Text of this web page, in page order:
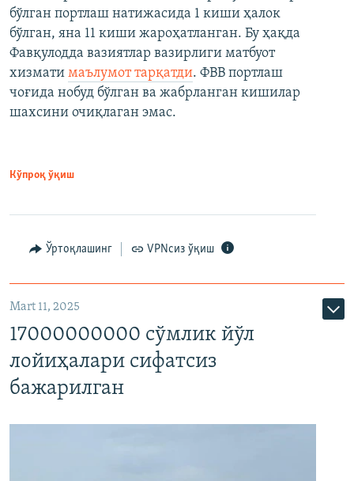
бўлган портлаш натижасида 1 киши ҳалок
бўлган, яна 11 киши жароҳатланган. Бу ҳақда
Фавқулодда вазиятлар вазирлиги матбуот
хизмати маълумот тарқатди. ФВВ портлаш
чоғида нобуд бўлган ва жабрланган кишилар
шахсини очиқлаган эмас.
Кўпроқ ўқиш
Ўртоқлашинг VPNсиз ўқиш
Mart 11, 2025
17000000000 сўмлик йўл
лойиҳалари сифатсиз
бажарилган